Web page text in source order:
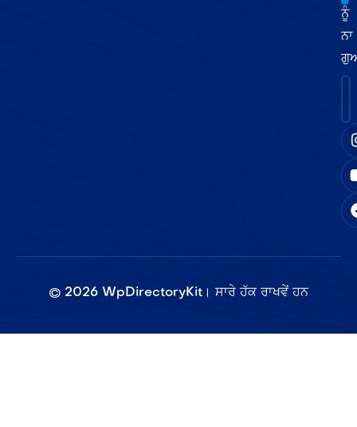
ਨੂੰ
ਨਾ
© 2026 WpDirectoryKit। ਸਾਰੇ ਹੱਕ ਰਾਖਵੇਂ ਹਨ​